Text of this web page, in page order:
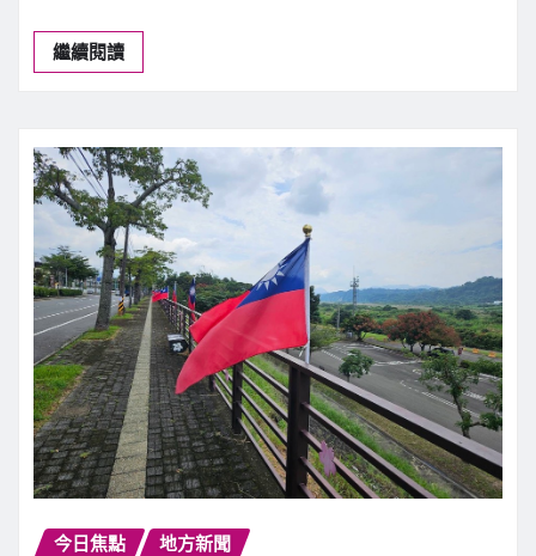
繼續閱讀
今日焦點 地方新聞